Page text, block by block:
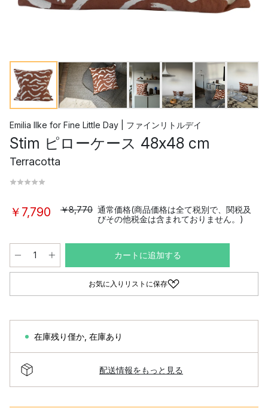
Emilia Ilke for Fine Little Day | ファインリトルデイ
Stim ピローケース 48x48 cm
Terracotta
￥7,790 ￥8,770 通常価格(商品価格は全て税別で、関税及
びその他税金は含まれておりません。)
カートに追加する
お気に入りリストに保存
在庫残り僅か 在庫あり
配送情報をもっと見る